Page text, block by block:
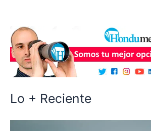
Lo + Reciente